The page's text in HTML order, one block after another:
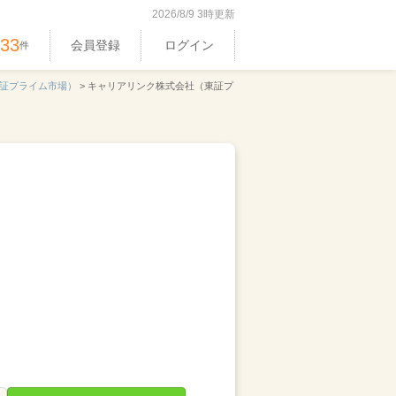
2026/8/9 3時更新
件 会員登録 ログイン
プライム市場） > キャリアリンク株式会社（東証プ